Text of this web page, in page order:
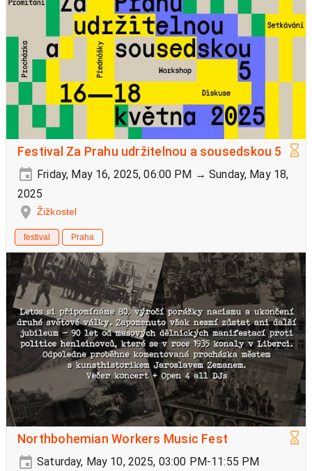
Festival Za Prahu udržitelnou a sousedskou 5
Friday, May 16, 2025, 06:00 PM → Sunday, May 18,
2025
Žižkostel
festival Praha
Northbohemian Workers Music Fest
Saturday, May 10, 2025, 03:00 PM-11:55 PM